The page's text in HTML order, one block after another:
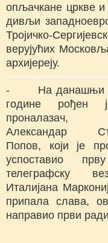
опљачкане цркве и
дивљи
Тројичко-
верујућих
архијереју.
- На данашњи
године рођен
проналазач,
Александар
Попов, који је
успоставио
телеграфску
Италијана
припала слава,
направио први